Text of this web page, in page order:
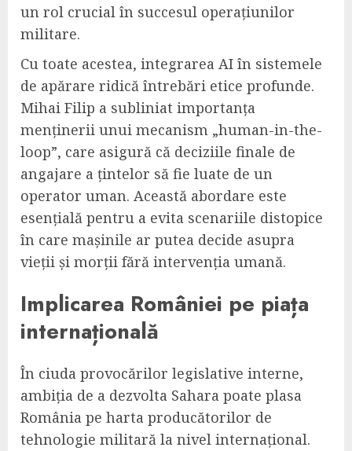
un rol crucial în succesul operațiunilor
militare.
Cu toate acestea, integrarea AI în sistemele
de apărare ridică întrebări etice profunde.
Mihai Filip a subliniat importanța
menținerii unui mecanism „human-in-the-
loop”, care asigură că deciziile finale de
angajare a țintelor să fie luate de un
operator uman. Această abordare este
esențială pentru a evita scenariile distopice
în care mașinile ar putea decide asupra
vieții și morții fără intervenția umană.
Implicarea României pe piața
internațională
În ciuda provocărilor legislative interne,
ambiția de a dezvolta Sahara poate plasa
România pe harta producătorilor de
tehnologie militară la nivel internațional.